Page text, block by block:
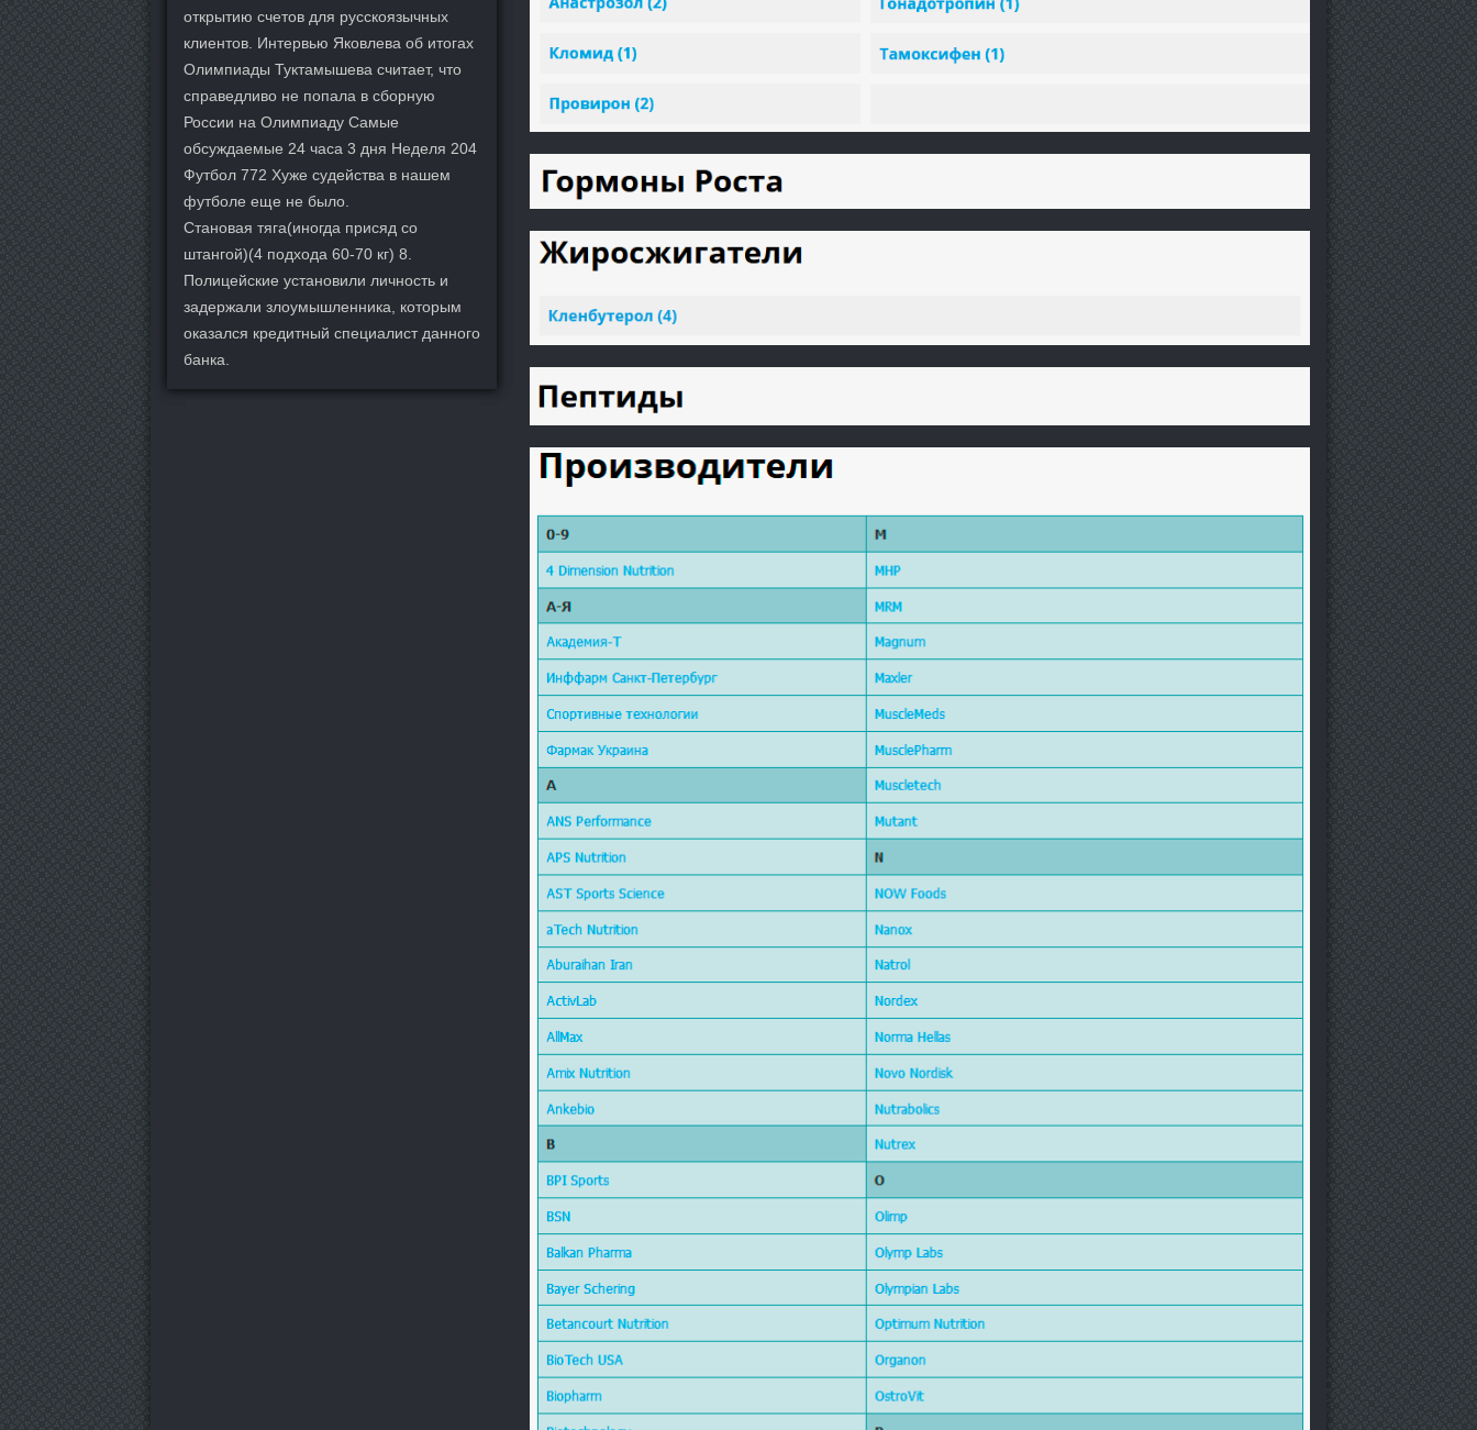
открытию счетов для русскоязычных
клиентов. Интервью Яковлева об итогах
Олимпиады Туктамышева считает, что
справедливо не попала в сборную
России на Олимпиаду Самые
обсуждаемые 24 часа 3 дня Неделя 204
Футбол 772 Хуже судейства в нашем
футболе еще не было.
Становая тяга(иногда присяд со
штангой)(4 подхода 60-70 кг) 8.
Полицейские установили личность и
задержали злоумышленника, которым
оказался кредитный специалист данного
банка.